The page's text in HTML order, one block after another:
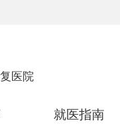
医院
就医指南